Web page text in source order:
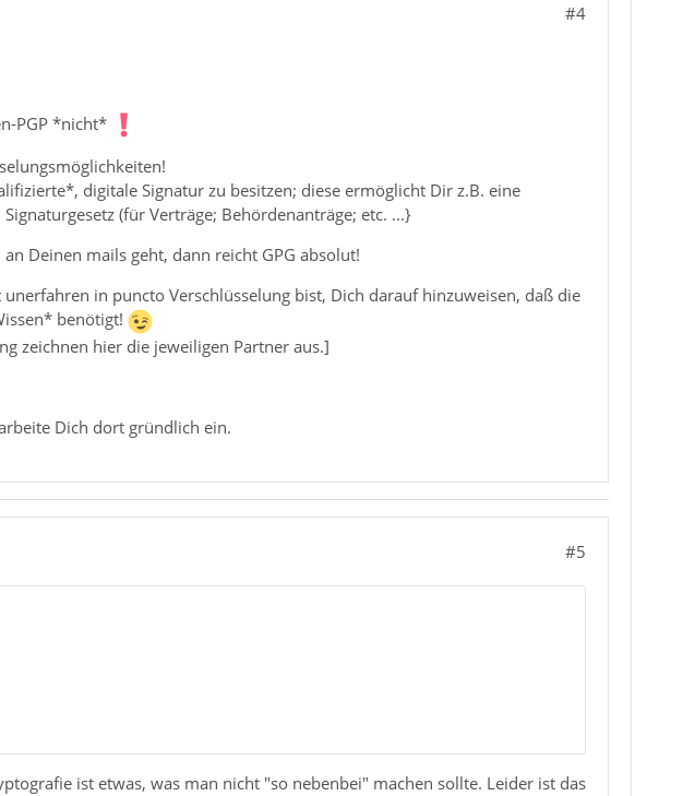
#4
PGP *nicht*
digitale Signatur zu besitzen; diese ermöglicht Dir z.B. eine
(für Verträge; Behördenanträge; etc. ...}
Deinen mails geht, dann reicht GPG absolut!
in puncto Verschlüsselung bist, Dich darauf hinzuweisen, daß die
benötigt!
zeichnen hier die jeweiligen Partner aus.]
Dich dort gründlich ein.
#5
ist etwas, was man nicht "so nebenbei" machen sollte. Leider ist das